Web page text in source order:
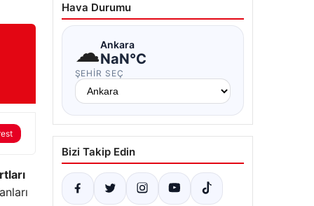
Hava Durumu
☁Ankara
NaN°C
ŞEHIR SEÇ
Bizi Takip Edin